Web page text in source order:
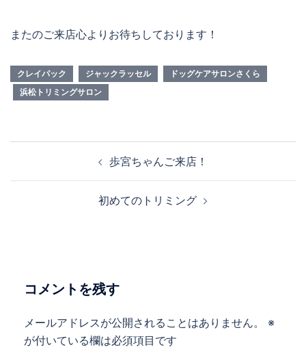
またのご来店心よりお待ちしております！
クレイパック ジャックラッセル
ドッグケアサロンさくら
浜松トリミングサロン
ョ
歩宮ちゃんご来店！
初めてのトリミング
コメントを残す
メールアドレスが公開されることはありません。
※
が付いている欄は必須項目です